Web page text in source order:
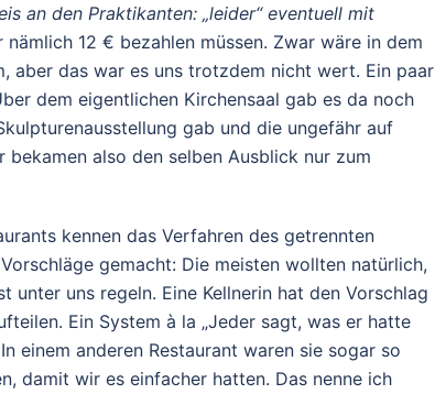
an den Praktikanten: „leider“ eventuell mit
12 € bezahlen müssen. Zwar wäre in dem
aber das war es uns trotzdem nicht wert. Ein paar
dem eigentlichen Kirchensaal gab es da noch
gab und die ungefähr auf
also den selben Ausblick nur zum
kennen das Verfahren des getrennten
gemacht: Die meisten wollten natürlich,
unter uns regeln. Eine Kellnerin hat den Vorschlag
Ein System à la „Jeder sagt, was er hatte
einem anderen Restaurant waren sie sogar so
damit wir es einfacher hatten. Das nenne ich